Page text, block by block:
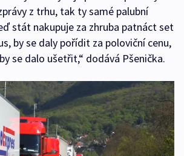
z trhu, tak ty samé palubní
stát nakupuje za zhruba patnáct set
by se daly pořídit za poloviční cenu,
se dalo ušetřit,“ dodává Pšenička.